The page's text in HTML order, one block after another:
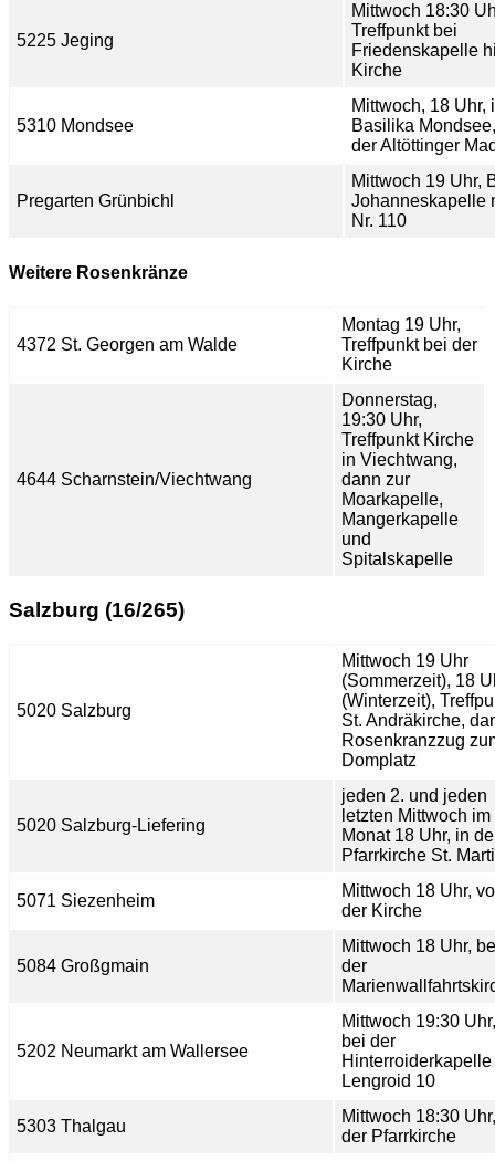
5225 Jeging
Mittwoch 18:30
Treffpunkt bei
Friedenskapelle
Kirche
5310 Mondsee
Mittwoch, 18 Uhr,
Basilika
der Altöttinger
Pregarten Grünbichl
Mittwoch 19 Uhr,
Johanneskapelle
Nr. 110
Weitere Rosenkränze
4372 St. Georgen am Walde
Montag 19 Uhr,
Treffpunkt bei der
Kirche
4644 Scharnstein/Viechtwang
Donnerstag,
19:30 Uhr,
Treffpunkt Kirche
in Viechtwang,
dann zur
Moarkapelle,
Mangerkapelle
und
Spitalskapelle
Salzburg (16/265)
5020 Salzburg
Mittwoch 19 Uhr
(Sommerzeit), 18
(Winterzeit),
St. Andräkirche,
Rosenkranzzug
Domplatz
5020 Salzburg-Liefering
jeden 2. und jeden
letzten Mittwoch im
Monat 18 Uhr, in
Pfarrkirche St.
5071 Siezenheim
Mittwoch 18 Uhr,
der Kirche
5084 Großgmain
Mittwoch 18 Uhr,
der
5202 Neumarkt am Wallersee
Mittwoch 19:30 Uhr,
bei der
Hinterroiderkapelle
Lengroid 10
5303 Thalgau
Mittwoch 18:30
der Pfarrkirche